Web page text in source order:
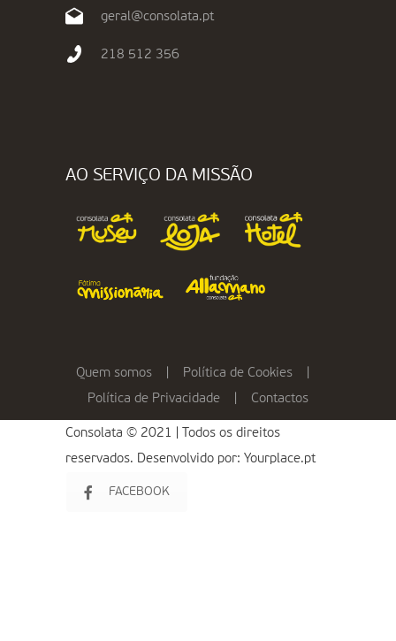
geral@consolata.pt
218 512 356
AO SERVIÇO DA MISSÃO
Quem somos Política de Cookies
Política de Privacidade
Contactos
Consolata © 2021 | Todos os direitos
reservados. Desenvolvido por: Yourplace.pt
FACEBOOK